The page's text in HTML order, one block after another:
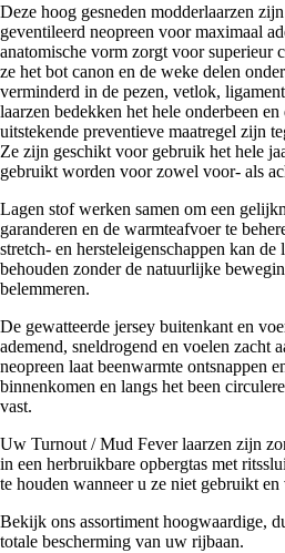
Deze hoog gesneden modderlaarzen
geventileerd neopreen voor maximaal
anatomische vorm zorgt voor
ze het bot canon en de weke delen
verminderd in de pezen, vetlok,
laarzen bedekken het hele onderbeen
uitstekende preventieve maatregel zijn
Ze zijn geschikt voor gebruik het hele
gebruikt worden voor zowel voor- als
Lagen stof werken samen om een
garanderen en de warmteafvoer te
stretch- en hersteleigenschappen kan
behouden zonder de natuurlijke
belemmeren.
De gewatteerde jersey buitenkant en
ademend, sneldrogend en voelen zacht
neopreen laat beenwarmte ontsnappen
binnenkomen en langs het been
vast.
Uw Turnout / Mud Fever laarzen zijn
in een herbruikbare opbergtas met
te houden wanneer u ze niet gebruikt
Bekijk ons assortiment hoogwaardige,
totale bescherming van uw rijbaan.